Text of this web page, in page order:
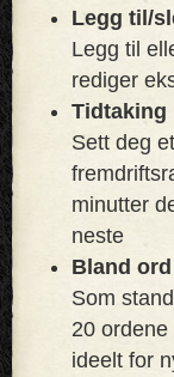
Legg til/
Legg til
rediger
Tidtaking
Sett deg
minutter
neste
Bland
Som
20
ideelt for